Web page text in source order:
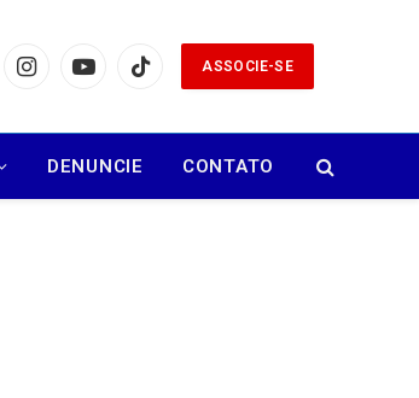
InstagramYouTubeTikTok
ASSOCIE-SE
DENUNCIE CONTATO